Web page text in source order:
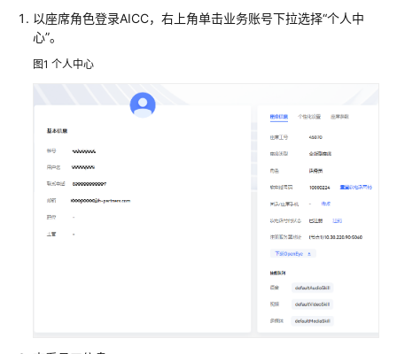
门
云
控
台
操
以座席角色登录AICC，右上角单击业务账号下拉选择“个人中
心”。
图1 个人中心